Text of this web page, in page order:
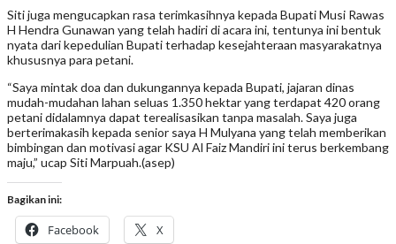
Siti juga mengucapkan rasa terimkasihnya kepada Bupati Musi Rawas
H Hendra Gunawan yang telah hadiri di acara ini, tentunya ini bentuk
nyata dari kepedulian Bupati terhadap kesejahteraan masyarakatnya
khususnya para petani.
“Saya mintak doa dan dukungannya kepada Bupati, jajaran dinas
mudah-mudahan lahan seluas 1.350 hektar yang terdapat 420 orang
petani didalamnya dapat terealisasikan tanpa masalah. Saya juga
berterimakasih kepada senior saya H Mulyana yang telah memberikan
bimbingan dan motivasi agar KSU Al Faiz Mandiri ini terus berkembang
maju,” ucap Siti Marpuah.(asep)
Bagikan ini:
Facebook X